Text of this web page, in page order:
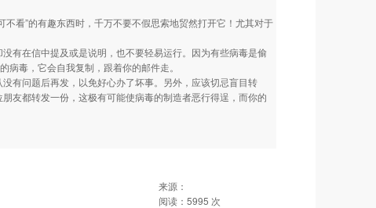
看”的有趣东西时，千万不要不假思索地贸然打开它！尤其对于
在信中提及或是说明，也不要轻易运行。因为有些病毒是偷
毒，它会自我复制，跟着你的邮件走。
问题后再发，以免好心办了坏事。另外，应该切忌盲目转
友都转发一份，这极有可能使病毒的制造者恶行得逞，而你的
来源：
阅读： 5995 次